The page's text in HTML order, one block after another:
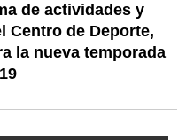
de actividades y
Centro de Deporte,
la nueva temporada